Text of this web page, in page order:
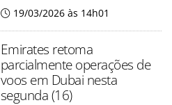
19/03/2026 às 14h01
Emirates retoma
parcialmente operações de
voos em Dubai nesta
segunda (16)